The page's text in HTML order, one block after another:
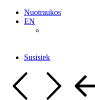
Nuotraukos
EN
Susisiek